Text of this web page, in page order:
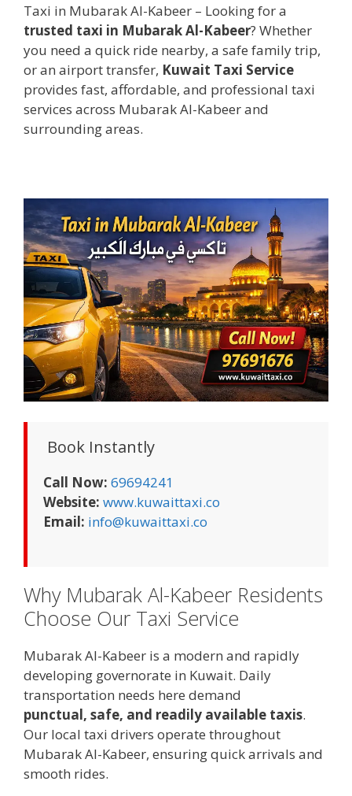
Taxi in Mubarak Al-Kabeer – Looking for a
trusted taxi in Mubarak Al-Kabeer? Whether
you need a quick ride nearby, a safe family trip,
or an airport transfer, Kuwait Taxi Service
provides fast, affordable, and professional taxi
services across Mubarak Al-Kabeer and
surrounding areas.
Book Instantly
Call Now: 69694241
Website: www.kuwaittaxi.co
Email: info@kuwaittaxi.co
Why Mubarak Al-Kabeer Residents
Choose Our Taxi Service
Mubarak Al-Kabeer is a modern and rapidly
developing governorate in Kuwait. Daily
transportation needs here demand
punctual, safe, and readily available taxis.
Our local taxi drivers operate throughout
Mubarak Al-Kabeer, ensuring quick arrivals and
smooth rides.